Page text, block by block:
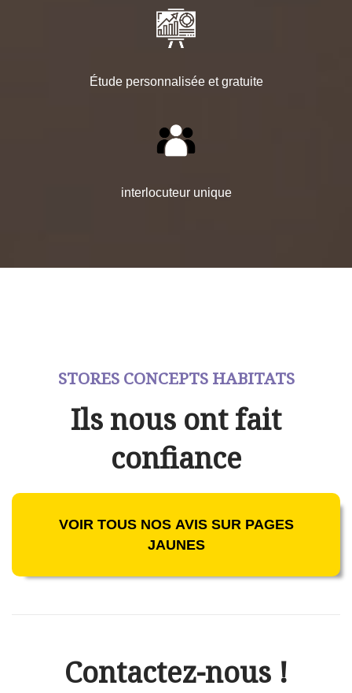
Étude personnalisée et gratuite
interlocuteur unique
STORES CONCEPTS HABITATS
Ils nous ont fait
confiance
VOIR TOUS NOS AVIS SUR PAGES
JAUNES
Contactez-nous !